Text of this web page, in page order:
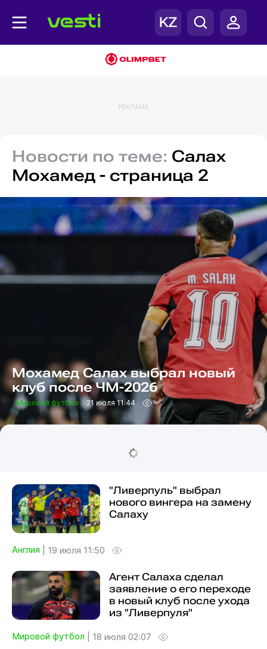
РЕКЛАМА
Новости по теме: Салах
Мохамед - страница 2
Мохамед Салах выбрал новый
клуб после ЧМ-2026
Мировой футбол 21 июля 11:44
"Ливерпуль" выбрал
нового вингера на замену
Салаху
Англия 19 июля 11:50
Агент Салаха сделал
заявление о его переходе
в новый клуб после ухода
из "Ливерпуля"
Мировой футбол 18 июля 02:07